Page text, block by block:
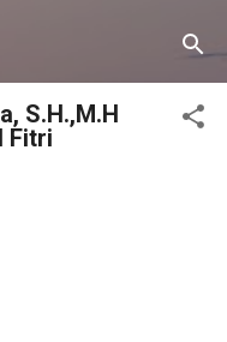
utama
S.H.,M.H
Fitri